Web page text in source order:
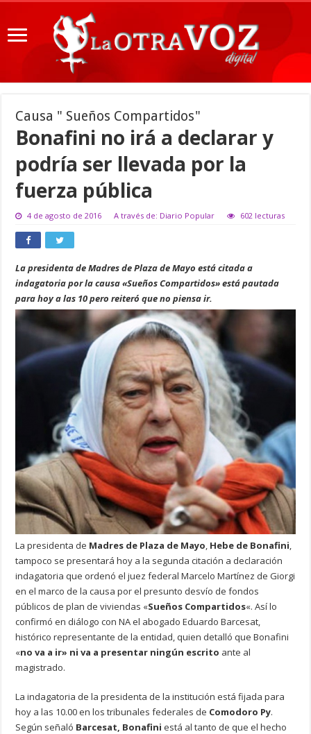
Causa " Sueños Compartidos"
Bonafini no irá a declarar y
podría ser llevada por la
fuerza pública
4 de agosto de 2016 A través de: Diario Popular 602 lecturas
La presidenta de Madres de Plaza de Mayo está citada a
indagatoria por la causa «Sueños Compartidos» está pautada
para hoy a las 10 pero reiteró que no piensa ir.
La presidenta de Madres de Plaza de Mayo, Hebe de Bonafini,
tampoco se presentará hoy a la segunda citación a declaración
indagatoria que ordenó el juez federal Marcelo Martínez de Giorgi
en el marco de la causa por el presunto desvío de fondos
públicos de plan de viviendas «Sueños Compartidos«. Así lo
confirmó en diálogo con NA el abogado Eduardo Barcesat,
histórico representante de la entidad, quien detalló que Bonafini
«no va a ir» ni va a presentar ningún escrito ante al
magistrado.
La indagatoria de la presidenta de la institución está fijada para
hoy a las 10.00 en los tribunales federales de Comodoro Py.
Según señaló Barcesat, Bonafini está al tanto de que el hecho